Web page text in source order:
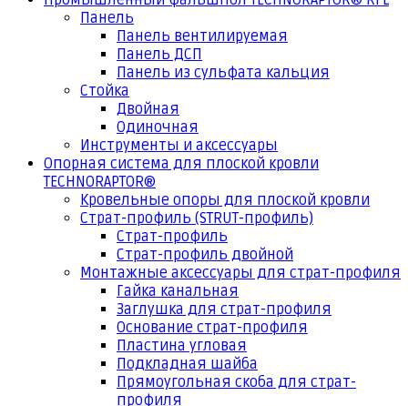
Панель
Панель вентилируемая
Панель ДСП
Панель из сульфата кальция
Стойка
Двойная
Одиночная
Инструменты и аксессуары
Опорная система для плоской кровли
TECHNORAPTOR®
Кровельные опоры для плоской кровли
Страт-профиль (STRUT-профиль)
Страт-профиль
Страт-профиль двойной
Монтажные аксессуары для страт-профиля
Гайка канальная
Заглушка для страт-профиля
Основание страт-профиля
Пластина угловая
Подкладная шайба
Прямоугольная скоба для страт-
профиля